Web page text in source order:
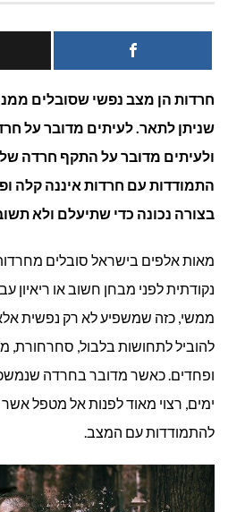
חרדות הן מצב נפשי שסובלים
שניתן לתאר. לעיתים מדובר על
ולעיתים מדובר על התקף חרדה
התמודדות עם חרדות איננה קלה
בצורה נכונה כדי שתיעלם ולא
מאות אלפים בישראל סובלים
נקודתית לפני מבחן חשוב או
ממשי, כזה שמשפיע לא רק נפשית אלא
להוביל לתחושות בלבול, סחרחורת,
ופחדים. כאשר מדובר בחרדה
ימים, רצוי מאוד לפנות אל מטפל אשר
להתמודדות עם המצב.